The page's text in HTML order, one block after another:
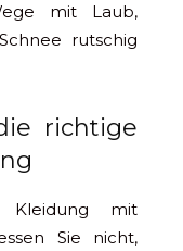
mit Laub,
rutschig
richtige
Kleidung mit
Sie nicht,